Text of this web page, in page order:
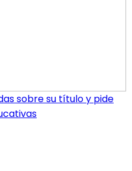
sobre su título y pide